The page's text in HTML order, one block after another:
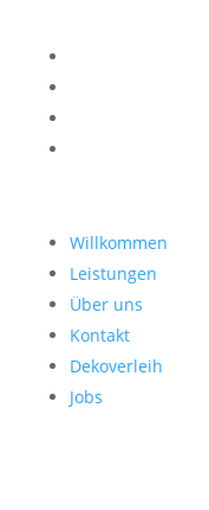
Willkommen
Leistungen
Über uns
Kontakt
Dekoverleih
Jobs